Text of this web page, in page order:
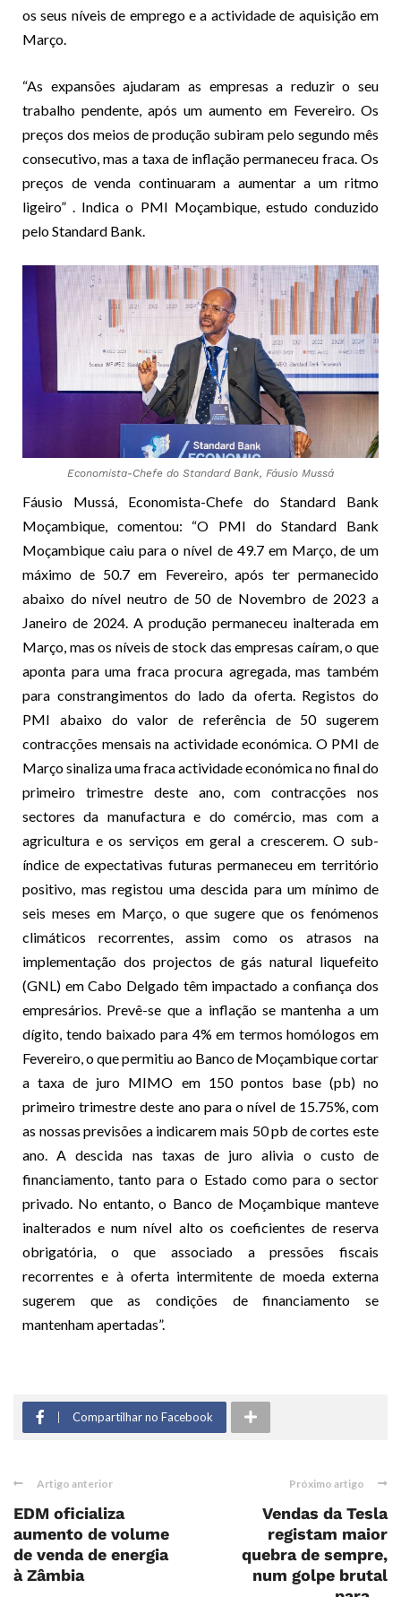
os seus níveis de emprego e a actividade de aquisição em
Março.
“As expansões ajudaram as empresas a reduzir o seu
trabalho pendente, após um aumento em Fevereiro. Os
preços dos meios de produção subiram pelo segundo mês
consecutivo, mas a taxa de inflação permaneceu fraca. Os
preços de venda continuaram a aumentar a um ritmo
ligeiro” . Indica o PMI Moçambique, estudo conduzido
pelo Standard Bank.
Economista-Chefe do Standard Bank, Fáusio Mussá
Fáusio Mussá, Economista-Chefe do Standard Bank
Moçambique, comentou: “O PMI do Standard Bank
Moçambique caiu para o nível de 49.7 em Março, de um
máximo de 50.7 em Fevereiro, após ter permanecido
abaixo do nível neutro de 50 de Novembro de 2023 a
Janeiro de 2024. A produção permaneceu inalterada em
Março, mas os níveis de stock das empresas caíram, o que
aponta para uma fraca procura agregada, mas também
para constrangimentos do lado da oferta. Registos do
PMI abaixo do valor de referência de 50 sugerem
contracções mensais na actividade económica. O PMI de
Março sinaliza uma fraca actividade económica no final do
primeiro trimestre deste ano, com contracções nos
sectores da manufactura e do comércio, mas com a
agricultura e os serviços em geral a crescerem. O sub-
índice de expectativas futuras permaneceu em território
positivo, mas registou uma descida para um mínimo de
seis meses em Março, o que sugere que os fenómenos
climáticos recorrentes, assim como os atrasos na
implementação dos projectos de gás natural liquefeito
(GNL) em Cabo Delgado têm impactado a confiança dos
empresários. Prevê-se que a inflação se mantenha a um
dígito, tendo baixado para 4% em termos homólogos em
Fevereiro, o que permitiu ao Banco de Moçambique cortar
a taxa de juro MIMO em 150 pontos base (pb) no
primeiro trimestre deste ano para o nível de 15.75%, com
as nossas previsões a indicarem mais 50 pb de cortes este
ano. A descida nas taxas de juro alivia o custo de
financiamento, tanto para o Estado como para o sector
privado. No entanto, o Banco de Moçambique manteve
inalterados e num nível alto os coeficientes de reserva
obrigatória, o que associado a pressões fiscais
recorrentes e à oferta intermitente de moeda externa
sugerem que as condições de financiamento se
mantenham apertadas”.
Compartilhar no Facebook
Artigo anterior
EDM oficializa
aumento de volume
de venda de energia
à Zâmbia
Próximo artigo
Vendas da Tesla
registam maior
quebra de sempre,
num golpe brutal